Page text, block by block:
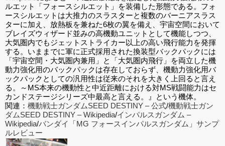
ルエット「フォースシルエット」を装備した形態である。フォ
ースシルエットは大推力のスラスターと複数のバーニアスラス
ターに加え、放熱板を兼ねた6枚の翼を備え、宇宙空間において
ブレイズウィザード並みの高機動ユニットとして機能しつつ、
大気圏内でもジェットストライカー以上の高い飛行能力を発揮
する。いままでに軍に正式採用された換装型バックパックには
「宇宙空間・大気圏内兼用」と「大気圏内飛行」を両立した機
動力強化用のバックパックは存在しておらず、機動力強化用バ
ックパックとしての汎用性は従来のそれを大きく上回ると言え
る。～MS本来の機動性と中近距離における対MS戦闘能力はセ
カンドステージシリーズ中最高と言える。』という機体。
関連： 機動戦士ガンダムSEED DESTINY – 公式/機動戦士ガン
ダムSEED DESTINY – Wikipedia/インパルスガンダム –
Wikipedia/バンダイ「MG フォースインパルスガンダム」サンプ
ルレビュー